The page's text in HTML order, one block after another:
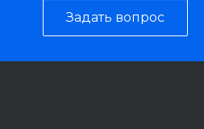
Задать вопрос